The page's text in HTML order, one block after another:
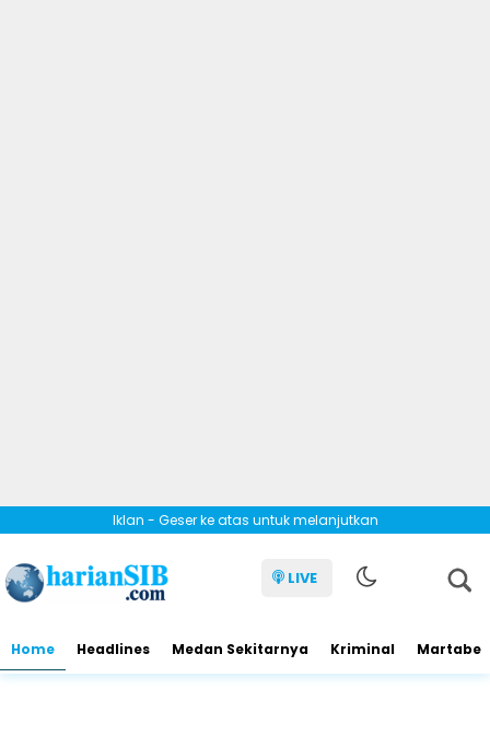
Iklan - Geser ke atas untuk melanjutkan
LIVE
Home Headlines Medan Sekitarnya Kriminal Martabe